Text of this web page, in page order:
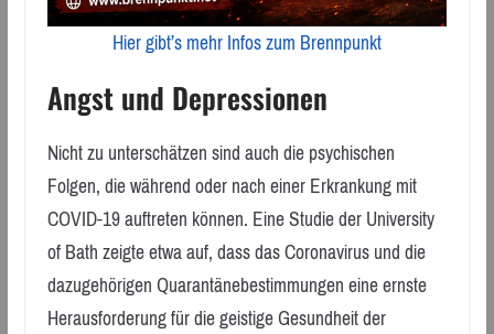
Hier gibt’s mehr Infos zum Brennpunkt
Angst und Depressionen
Nicht zu unterschätzen sind auch die psychischen
Folgen, die während oder nach einer Erkrankung mit
COVID-19 auftreten können. Eine Studie der University
of Bath zeigte etwa auf, dass das Coronavirus und die
dazugehörigen Quarantänebestimmungen eine ernste
Herausforderung für die geistige Gesundheit der